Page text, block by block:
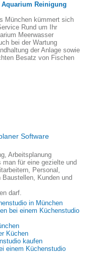
Reinigung
München kümmert sich
Rund um Ihr
Meerwasser
bei der Wartung
der Anlage sowie
Besatz von Fischen
Software
Arbeitsplanung
man für eine gezielte und
Personal,
Baustellen, Kunden und
darf.
in München
bei einem Küchenstudio
Küchen
kaufen
einem Küchenstudio